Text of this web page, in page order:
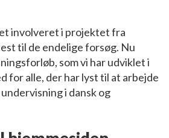
involveret i projektet fra
til de endelige forsøg. Nu
som vi har udviklet i
for alle, der har lyst til at arbejde
i dansk og